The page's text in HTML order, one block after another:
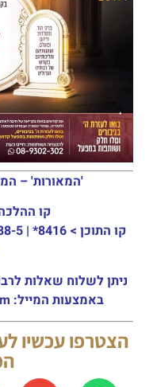
'המאורות' –
קו
קו התוכן >
ניתן לשלוח שאלות
באמצעות המייל: sm088302222@gmail.com
הצטרפו עכשיו